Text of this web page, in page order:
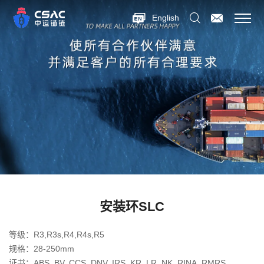
English
安装环SLC
等级：R3,R3s,R4,R4s,R5
规格：28-250mm